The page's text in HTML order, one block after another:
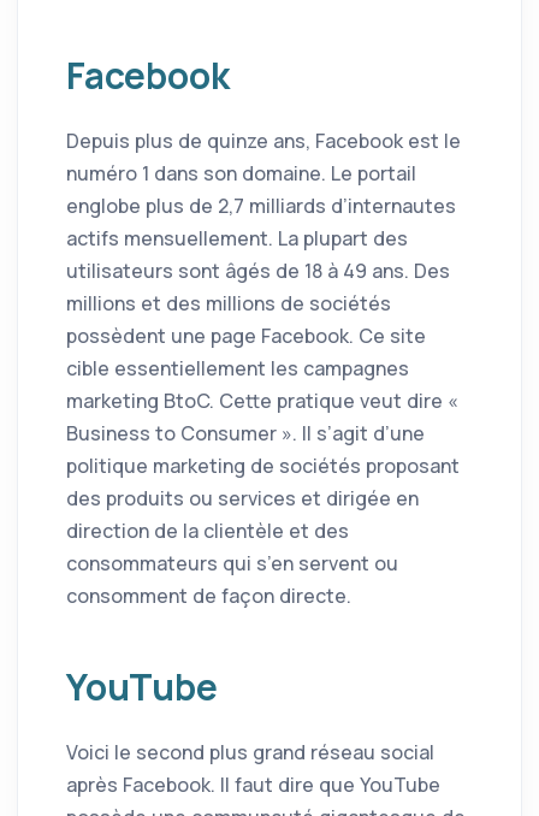
Facebook
Depuis plus de quinze ans, Facebook est le
numéro 1 dans son domaine. Le portail
englobe plus de 2,7 milliards d’internautes
actifs mensuellement. La plupart des
utilisateurs sont âgés de 18 à 49 ans. Des
millions et des millions de sociétés
possèdent une page Facebook. Ce site
cible essentiellement les campagnes
marketing BtoC. Cette pratique veut dire «
Business to Consumer ». Il s’agit d’une
politique marketing de sociétés proposant
des produits ou services et dirigée en
direction de la clientèle et des
consommateurs qui s’en servent ou
consomment de façon directe.
YouTube
Voici le second plus grand réseau social
après Facebook. Il faut dire que YouTube